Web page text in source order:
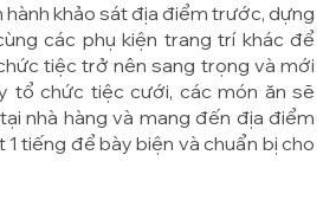
khảo sát địa điểm trước, dựng
các phụ kiện trang trí khác để
tiệc trở nên sang trọng và mới
tổ chức tiệc cưới, các món ăn sẽ
nhà hàng và mang đến địa điểm
tiếng để bày biện và chuẩn bị cho